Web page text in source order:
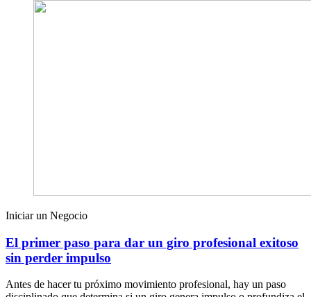
Iniciar un Negocio
El primer paso para dar un giro profesional exitoso
sin perder impulso
Antes de hacer tu próximo movimiento profesional, hay un paso